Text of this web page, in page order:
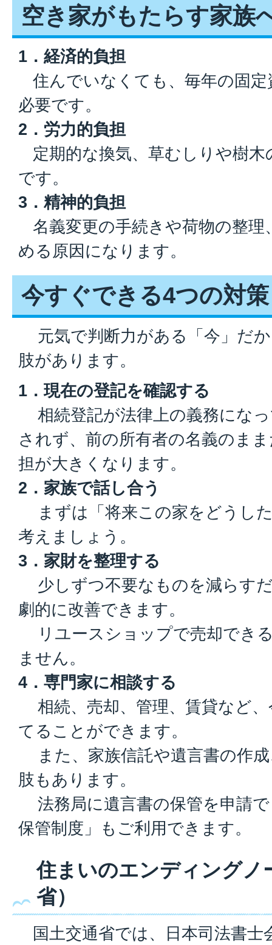
空き家がもたらす家族
1．経済的負担
住んでいなくても、毎年の固定
必要です。
2．労力的負担
定期的な換気、草むしりや樹木
です。
3．精神的負担
名義変更の手続きや荷物の整理
める原因になります。
今すぐできる4つの対策
元気で判断力がある「今」だ
肢があります。
1．現在の登記を確認する
相続登記が法律上の義務にな
されず、前の所有者の名義のま
担が大きくなります。
2．家族で話し合う
まずは「将来この家をどうし
考えましょう。
3．家財を整理する
少しずつ不要なものを減らす
劇的に改善できます。
リユースショップで売却でき
ません。
4．専門家に相談する
相続、売却、管理、賃貸など
てることができます。
また、家族信託や遺言書の作
肢もあります。
法務局に遺言書の保管を申請
保管制度」もご利用できます。
住まいのエンディングノ
省）
国土交通省では、日本司法書士